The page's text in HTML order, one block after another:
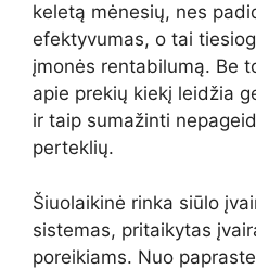
keletą mėnesių, nes
efektyvumas, o tai
įmonės rentabilumą. Be
apie prekių kiekį leidžia
ir taip sumažinti
perteklių.
Šiuolaikinė rinka siūlo
sistemas, pritaikytas
poreikiams. Nuo